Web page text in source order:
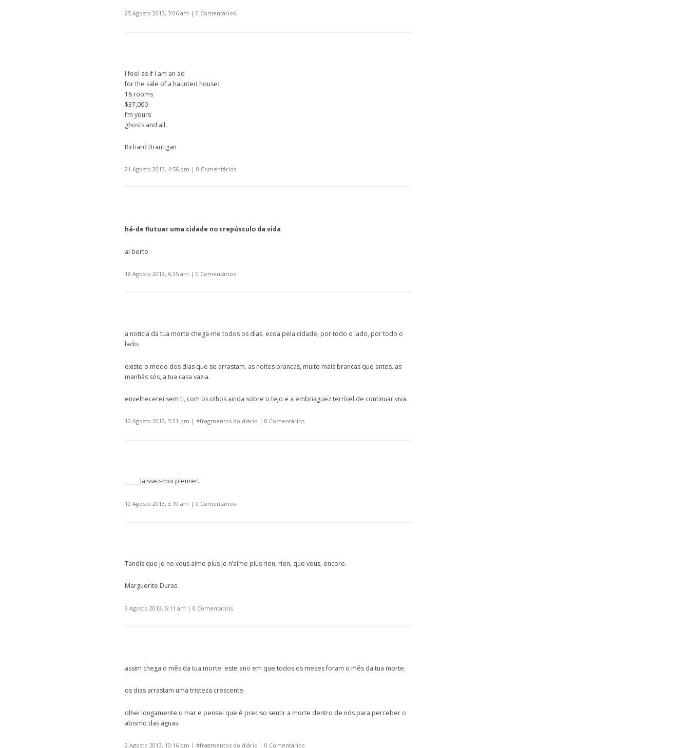
25 Agosto 2013, 3:06 am | 0 Comentários
I feel as if I am an ad
for the sale of a haunted house:
18 rooms
$37,000
I’m yours
ghosts and all.
Richard Brautigan
21 Agosto 2013, 4:56 pm | 0 Comentários
há-de flutuar uma cidade no crepúsculo da vida
al berto
18 Agosto 2013, 6:35 am | 0 Comentários
a noticia da tua morte chega-me todos os dias. ecoa pela cidade, por todo o lado, por todo o
lado.
existe o medo dos dias que se arrastam. as noites brancas, muito mais brancas que antes. as
manhãs sós, a tua casa vazia.
envelhecerei sem ti, com os olhos ainda sobre o tejo e a embriaguez terrível de continuar viva.
10 Agosto 2013, 5:21 pm | #fragmentos do diário | 0 Comentários
______laissez-moi pleurer.
10 Agosto 2013, 3:19 am | 0 Comentários
Tandis que je ne vous aime plus je n’aime plus rien, rien, que vous, encore.
Marguerite Duras
9 Agosto 2013, 5:11 am | 0 Comentários
assim chega o mês da tua morte. este ano em que todos os meses foram o mês da tua morte.
os dias arrastam uma tristeza crescente.
olhei longamente o mar e pensei que é preciso sentir a morte dentro de nós para perceber o
abismo das águas.
2 Agosto 2013, 10:16 pm | #fragmentos do diário | 0 Comentários